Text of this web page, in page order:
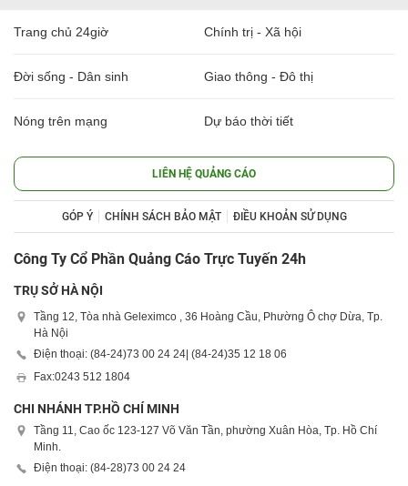
Trang chủ 24giờ Chính trị - Xã hội
Đời sống - Dân sinh Giao thông - Đô thị
Nóng trên mạng Dự báo thời tiết
LIÊN HỆ QUẢNG CÁO
GÓP Ý CHÍNH SÁCH BẢO MẬT ĐIỀU KHOẢN SỬ DỤNG
Công Ty Cổ Phần Quảng Cáo Trực Tuyến 24h
TRỤ SỞ HÀ NỘI
Tầng 12, Tòa nhà Geleximco , 36 Hoàng Cầu, Phường Ô chợ Dừa, Tp.
Hà Nội
Điện thoại: (84-24)73 00 24 24 | (84-24)35 12 18 06
Fax:0243 512 1804
CHI NHÁNH TP.HỒ CHÍ MINH
Tầng 11, Cao ốc 123-127 Võ Văn Tần, phường Xuân Hòa, Tp. Hồ Chí
Minh.
Điện thoại: (84-28)73 00 24 24